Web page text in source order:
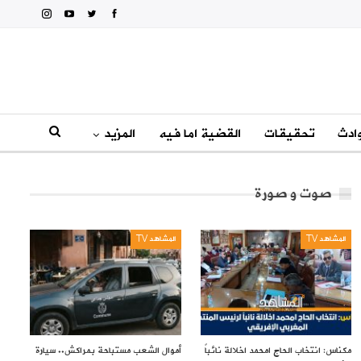
تحقيقات القضية اما فيه المزيد
صوت و صورة
المشاهد TV
مكناس: انتخاب الحاج امحمد اخلالة نائباً
المشاهد TV
أموال الشعب مستباحة بمراكش.. سيارة